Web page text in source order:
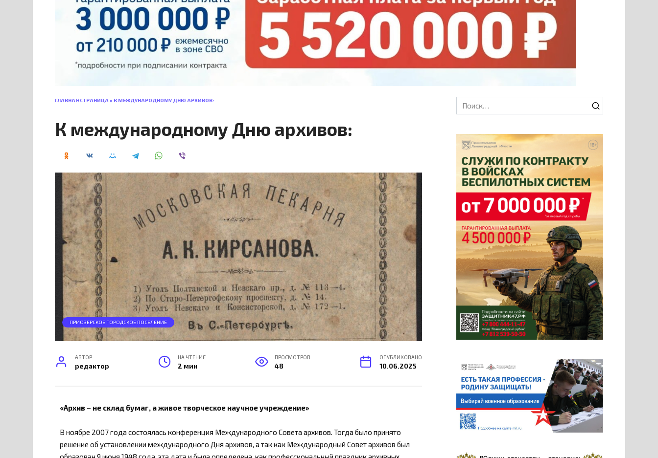
ГЛАВНАЯ СТРАНИЦА» К МЕЖДУНАРОДНОМУ ДНЮ АРХИВОВ:
К международному Дню архивов:
ПРИОЗЕРСКОЕ ГОРОДСКОЕ ПОСЕЛЕНИЕ
АВТОР
редактор
НА ЧТЕНИЕ
2 мин
ПРОСМОТРОВ
48
ОПУБЛИКОВАНО
10.06.2025
«Архив – не склад бумаг, а живое творческое научное учреждение»
В ноябре 2007 года состоялась конференция Международного Совета архивов. Тогда было принято
решение об установлении международного Дня архивов, а так как Международный Совет архивов был
Search
for: